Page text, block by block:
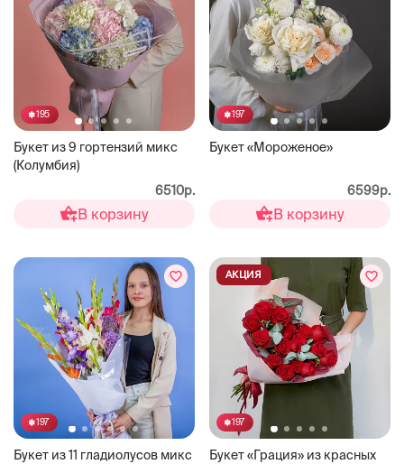
195
Букет из 9 гортензий микс
(Колумбия)
6510р.
В корзину
197
Букет «Мороженое»
6599р.
В корзину
197
Букет из 11 гладиолусов микс
197
Букет «Грация» из красных
АКЦИЯ